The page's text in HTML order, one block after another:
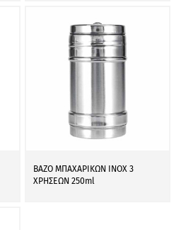
ΒΑΖΟ ΜΠΑΧΑΡΙΚΩΝ INOX 3
ΧΡΗΣΕΩΝ 250ml